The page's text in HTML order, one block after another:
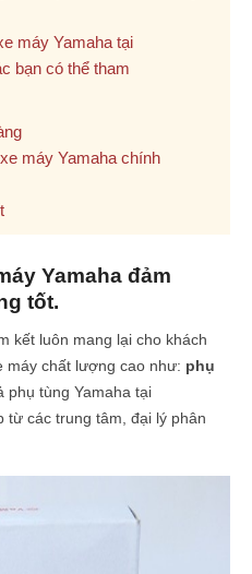
máy Yamaha tại
bạn có thể tham
máy Yamaha chính
Yamaha đảm
tốt.
kết luôn mang lại cho khách
máy chất lượng cao như: phụ
phụ tùng Yamaha tại
từ các trung tâm, đại lý phân